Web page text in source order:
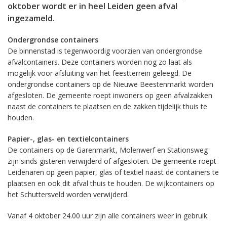
oktober wordt er in heel Leiden geen afval
ingezameld.
Ondergrondse containers
De binnenstad is tegenwoordig voorzien van ondergrondse
afvalcontainers. Deze containers worden nog zo laat als
mogelijk voor afsluiting van het feestterrein geleegd. De
ondergrondse containers op de Nieuwe Beestenmarkt worden
afgesloten. De gemeente roept inwoners op geen afvalzakken
naast de containers te plaatsen en de zakken tijdelijk thuis te
houden.
Papier-, glas- en textielcontainers
De containers op de Garenmarkt, Molenwerf en Stationsweg
zijn sinds gisteren verwijderd of afgesloten. De gemeente roept
Leidenaren op geen papier, glas of textiel naast de containers te
plaatsen en ook dit afval thuis te houden. De wijkcontainers op
het Schuttersveld worden verwijderd.
Vanaf 4 oktober 24.00 uur zijn alle containers weer in gebruik.